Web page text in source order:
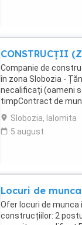
CONSTRUCȚII
Companie de
în zona Slobozia -
necalificați (oameni
timpContract de
de lucru
Slobozia, Ialomita
5 august
Locuri de
Ofer locuri de munca
construcțiilor: 2